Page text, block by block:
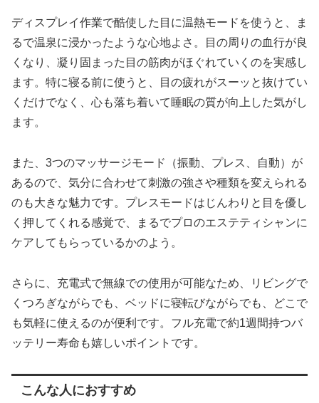
ディスプレイ作業で酷使した目に温熱モードを使うと、ま
るで温泉に浸かったような心地よさ。目の周りの血行が良
くなり、凝り固まった目の筋肉がほぐれていくのを実感し
ます。特に寝る前に使うと、目の疲れがスーッと抜けてい
くだけでなく、心も落ち着いて睡眠の質が向上した気がし
ます。
また、3つのマッサージモード（振動、プレス、自動）が
あるので、気分に合わせて刺激の強さや種類を変えられる
のも大きな魅力です。プレスモードはじんわりと目を優し
く押してくれる感覚で、まるでプロのエステティシャンに
ケアしてもらっているかのよう。
さらに、充電式で無線での使用が可能なため、リビングで
くつろぎながらでも、ベッドに寝転びながらでも、どこで
も気軽に使えるのが便利です。フル充電で約1週間持つバ
ッテリー寿命も嬉しいポイントです。
こんな人におすすめ